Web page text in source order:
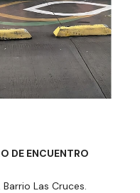
DE ENCUENTRO
Las Cruces.